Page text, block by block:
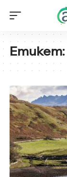
Етикет: